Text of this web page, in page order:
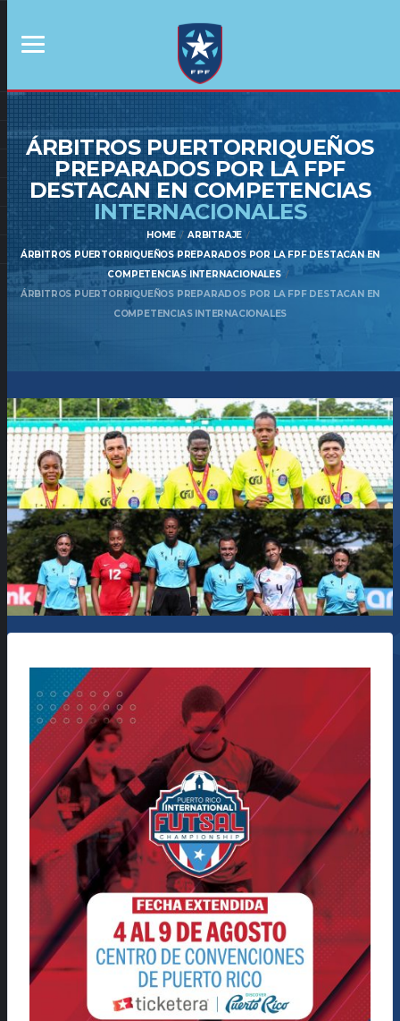
ÁRBITROS PUERTORRIQUEÑOS
PREPARADOS POR LA FPF
DESTACAN EN COMPETENCIAS
INTERNACIONALES
HOME
ARBITRAJE
ÁRBITROS PUERTORRIQUEÑOS PREPARADOS POR LA FPF DESTACAN EN
COMPETENCIAS INTERNACIONALES
ÁRBITROS PUERTORRIQUEÑOS PREPARADOS POR LA FPF DESTACAN EN
COMPETENCIAS INTERNACIONALES